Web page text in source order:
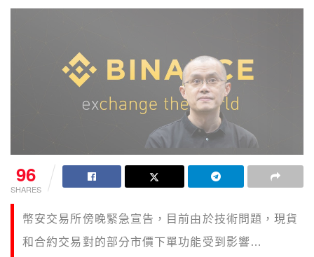
96
SHARES
幣安交易所傍晚緊急宣告，目前由於技術問題，現貨
和合約交易對的部分市價下單功能受到影響…